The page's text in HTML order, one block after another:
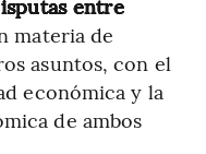
entre
materia de
asuntos, con el
económica y la
de ambos